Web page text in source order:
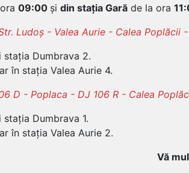
09:00 și din stația Gară de la ora
Ludoș - Valea Aurie - Calea Poplăcii
stația Dumbrava 2.
în stația Valea Aurie 4.
D - Poplaca - DJ 106 R - Calea
Dumbrava 1.
în stația Valea Aurie 2.
Vă